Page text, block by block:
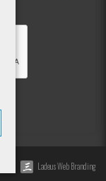
Ladeus Web Branding